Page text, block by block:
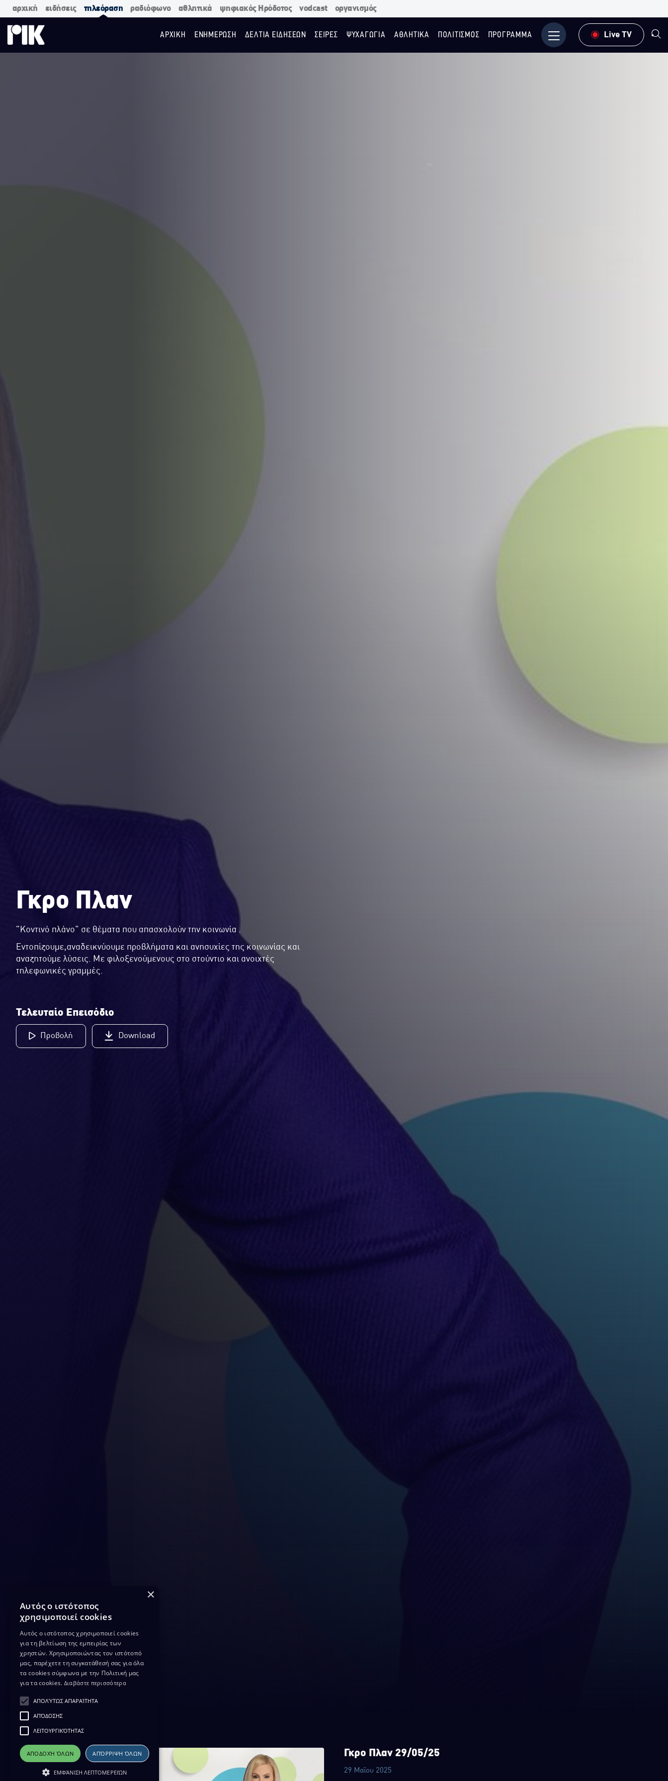
αρχική ειδήσεις τηλεόραση ραδιόφωνο αθλητικά ψηφιακός Ηρόδοτος vodcast οργανισμός
ΑΡΧΙΚΗ ΕΝΗΜΕΡΩΣΗ ΔΕΛΤΙΑ ΕΙΔΗΣΕΩΝ ΣΕΙΡΕΣ ΨΥΧΑΓΩΓΙΑ ΑΘΛΗΤΙΚΑ ΠΟΛΙΤΙΣΜΟΣ ΠΡΟΓΡΑΜΜΑ Μενού Live TV
Γκρο Πλαν
"Κοντινό πλάνο" σε θέματα που απασχολούν την κοινωνία .
Εντοπίζουμε,αναδεικνύουμε προβλήματα και ανησυχίες της κοινωνίας και
αναζητούμε λύσεις. Με φιλοξενούμενους στο στούντιο και ανοιχτές
τηλεφωνικές γραμμές.
Τελευταίο Επεισόδιο
Προβολή Download
Γκρο Πλαν 29/05/25
29 Μαΐου 2025
×
Αυτός ο ιστότοπος
χρησιμοποιεί cookies
Αυτός ο ιστότοπος χρησιμοποιεί cookies
για τη βελτίωση της εμπειρίας των
χρηστών. Χρησιμοποιώντας τον ιστότοπό
μας, παρέχετε τη συγκατάθεσή σας για όλα
τα cookies σύμφωνα με την Πολιτική μας
για τα cookies. Διαβάστε περισσότερα
ΑΠΟΛΎΤΩΣ ΑΠΑΡΑΊΤΗΤΑ
ΑΠΌΔΟΣΗΣ
ΛΕΙΤΟΥΡΓΙΚΌΤΗΤΑΣ
ΑΠΟΔΟΧΉ ΌΛΩΝ ΑΠΌΡΡΙΨΗ ΌΛΩΝ
ΕΜΦΆΝΙΣΗ ΛΕΠΤΟΜΕΡΕΙΏΝ